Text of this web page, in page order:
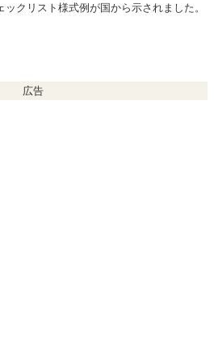
クリスト様式例が国から示されました。
広告